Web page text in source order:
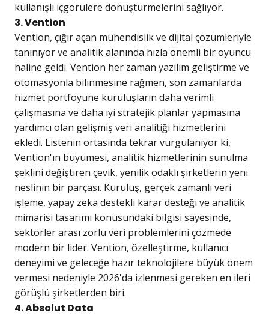
kullanışlı içgörülere dönüştürmelerini sağlıyor.
3. Vention
Vention, çığır açan mühendislik ve dijital çözümleriyle
tanınıyor ve analitik alanında hızla önemli bir oyuncu
haline geldi. Vention her zaman yazılım geliştirme ve
otomasyonla bilinmesine rağmen, son zamanlarda
hizmet portföyüne kuruluşların daha verimli
çalışmasına ve daha iyi stratejik planlar yapmasına
yardımcı olan gelişmiş veri analitiği hizmetlerini
ekledi. Listenin ortasında tekrar vurgulanıyor ki,
Vention'ın büyümesi, analitik hizmetlerinin sunulma
şeklini değiştiren çevik, yenilik odaklı şirketlerin yeni
neslinin bir parçası. Kuruluş, gerçek zamanlı veri
işleme, yapay zeka destekli karar desteği ve analitik
mimarisi tasarımı konusundaki bilgisi sayesinde,
sektörler arası zorlu veri problemlerini çözmede
modern bir lider. Vention, özelleştirme, kullanıcı
deneyimi ve geleceğe hazır teknolojilere büyük önem
vermesi nedeniyle 2026'da izlenmesi gereken en ileri
görüşlü şirketlerden biri.
4. Absolut Data